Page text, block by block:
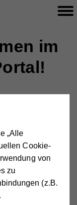
im
schreiben
„Alle
Cookie-
von
zu
(z.B.